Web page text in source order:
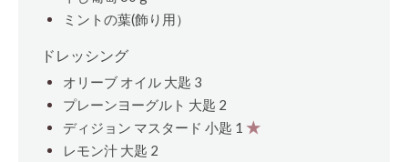
ミントの葉(飾り用）
ドレッシング
オリーブ オイル 大匙 3
プレーンヨーグルト 大匙 2
ディジョン マスタード 小匙 1 ★
レモン汁 大匙 2